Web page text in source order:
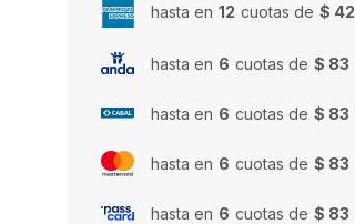
hasta en 12 cuotas de $ 42
hasta en 6 cuotas de $ 83
hasta en 6 cuotas de $ 83
hasta en 6 cuotas de $ 83
hasta en 6 cuotas de $ 83